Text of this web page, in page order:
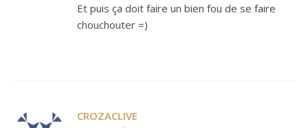
Et puis ça doit faire un bien fou de se faire
chouchouter =)
CROZACLIVE